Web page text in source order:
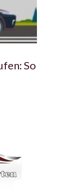
So